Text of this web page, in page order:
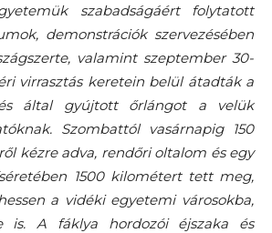
szabadságáért folytatott
demonstrációk szervezésében
valamint szeptember 30-
virrasztás keretein belül átadták a
által gyújtott őrlángot a velük
Szombattól vasárnapig 150
kézre adva, rendőri oltalom és egy
1500 kilométert tett meg,
a vidéki egyetemi városokba,
is. A fáklya hordozói éjszaka és